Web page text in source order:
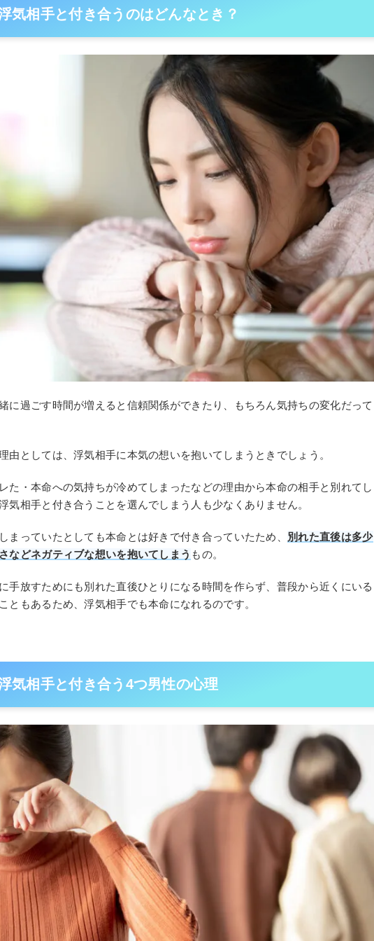
気相手と付き合うのはどんなとき？
に過ごす時間が増えると信頼関係ができたり、もちろん気持ちの変化だって
由としては、浮気相手に本気の想いを抱いてしまうときでしょう。
た・本命への気持ちが冷めてしまったなどの理由から本命の相手と別れてし
気相手と付き合うことを選んでしまう人も少なくありません。
まっていたとしても本命とは好きで付き合っていたため、 別れた直後は多少
などネガティブな想いを抱いてしまう もの。
手放すためにも別れた直後ひとりになる時間を作らず、普段から近くにいる
ともあるため、浮気相手でも本命になれるのです。
気相手と付き合う4つ男性の心理